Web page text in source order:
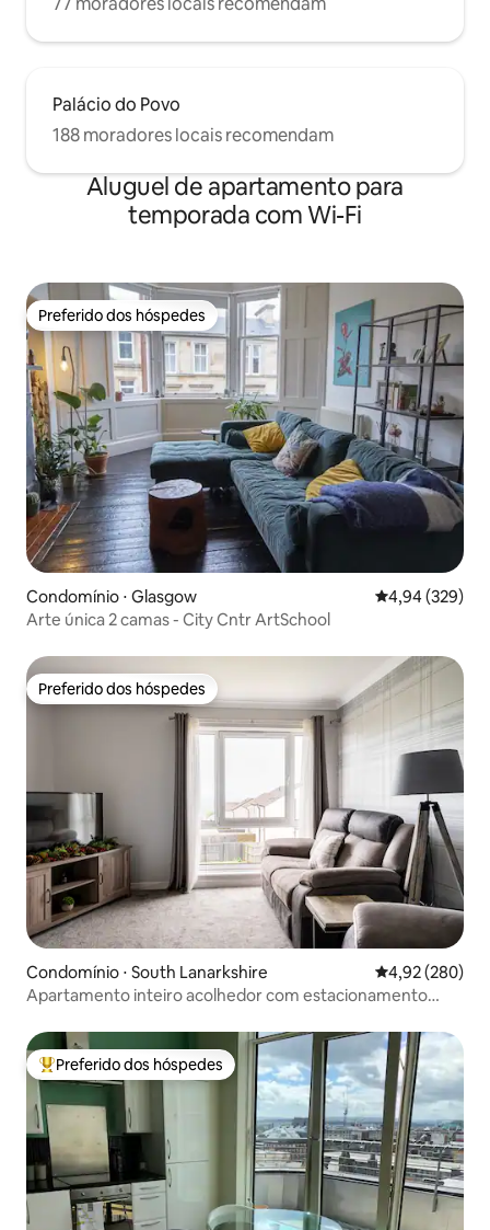
Palácio do Povo
188 moradores locais recomendam
Aluguel de apartamento para
temporada com Wi-Fi
Preferido dos hóspedes
Preferido dos hóspedes
Condomínio ⋅ Glasgow 4,94 de uma
4,94 (329)
Arte única 2 camas - City Cntr ArtSchool
Preferido dos hóspedes
Preferido dos hóspedes
Condomínio ⋅ South Lanarkshire 4,92 de uma
4,92 (280)
Apartamento inteiro acolhedor com estacionamento
Entre os melhores preferidos dos hóspedes
Preferido dos hóspedes